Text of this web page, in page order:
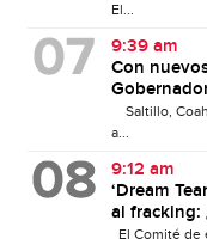
El...
9:39 am
Con
Saltillo,
a...
9:12 am
‘Dream
al fracking:
El Comité de